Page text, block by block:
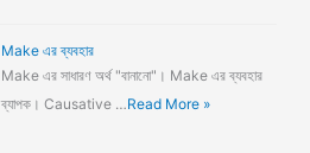
Make এর ব্যবহার
Make এর সাধারণ অর্থ "বানানো"। Make এর ব্যবহার
ব্যাপক। Causative …Read More »